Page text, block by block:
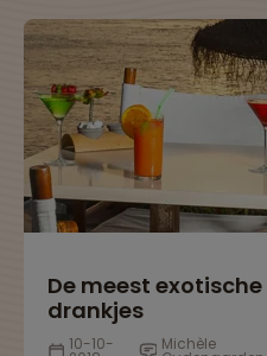
De meest exotische
drankjes
10-10- Michèle